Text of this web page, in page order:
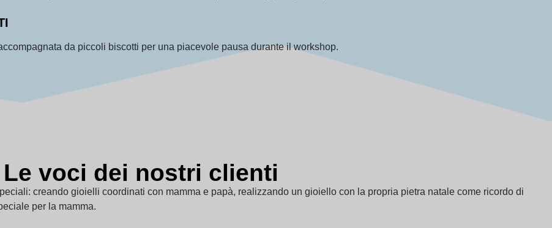
da piccoli biscotti per una piacevole pausa durante il workshop.
Le voci dei nostri clienti
creando gioielli coordinati con mamma e papà, realizzando un gioiello con la propria pietra natale come ricordo di
per la mamma.